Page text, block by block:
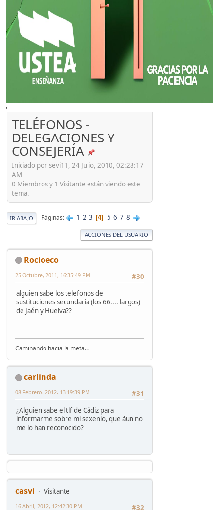
'
TELÉFONOS -
DELEGACIONES Y
CONSEJERÍA
Iniciado por sevi11, 24 Julio, 2010, 02:28:17
AM
0 Miembros y 1 Visitante están viendo este
tema.
IR ABAJO Páginas 1 2 3 4 5 6 7 8
ACCIONES DEL USUARIO
Rocioeco
#30
25 Octubre, 2011, 16:35:49 PM
alguien sabe los telefonos de
sustituciones secundaria (los 66.... largos)
de Jaén y Huelva??
Caminando hacia la meta...
carlinda
#31
08 Febrero, 2012, 13:19:39 PM
¿Alguien sabe el tlf de Cádiz para
informarme sobre mi sexenio, que áun no
me lo han reconocido?
casvi
Visitante
#32
16 Abril, 2012, 12:42:30 PM